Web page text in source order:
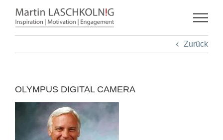
Inhalt
springen
Zurück
OLYMPUS DIGITAL CAMERA